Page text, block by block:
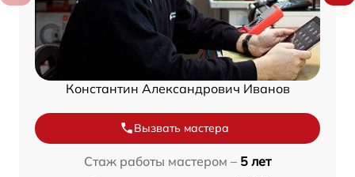
Константин Александрович Иванов
Вызвать мастера
Стаж работы мастером – 5 лет